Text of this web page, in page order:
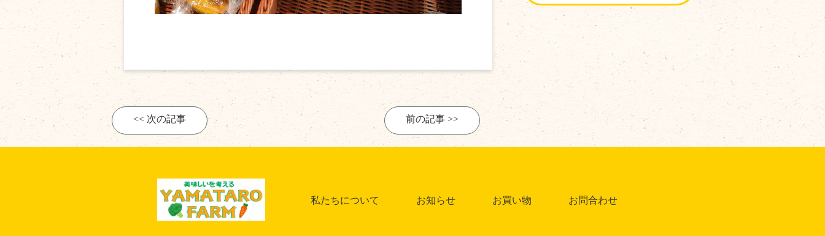
<< 次の記事 前の記事 >>
私たちについて お知らせ お買い物 お問合わせ